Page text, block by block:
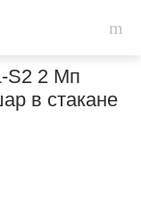
S2 2 Мп
в стакане